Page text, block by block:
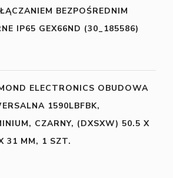
BEZPOŚREDNIM
IP65 GEX66ND (30_185586)
ELECTRONICS OBUDOWA
1590LBFBK,
CZARNY, (DXSXW) 50.5 X
31 MM, 1 SZT.